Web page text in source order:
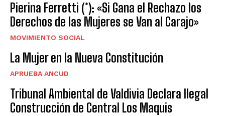
Pierina Ferretti (*): «Si Gana el Rechazo los
Derechos de las Mujeres se Van al Carajo»
MOVIMIENTO SOCIAL
La Mujer en la Nueva Constitución
APRUEBA ANCUD
Tribunal Ambiental de Valdivia Declara Ilegal
Construcción de Central Los Maquis